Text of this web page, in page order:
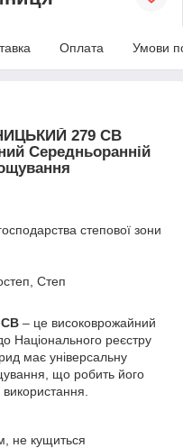
Оплата Умови
279 СВ
Середньоранній
степової зони
Степ
СВ – це високоврожайний
Національного реєстру
має універсальну
що робить його
не кущиться